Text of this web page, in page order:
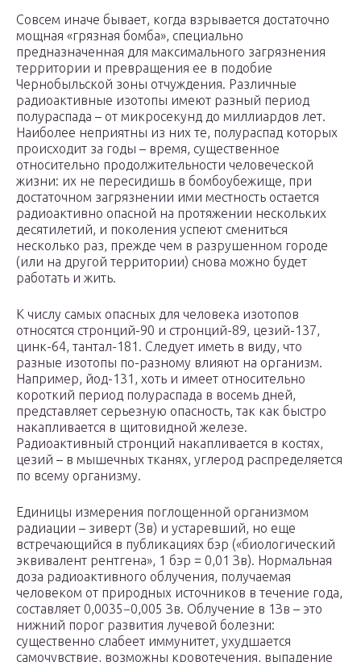
Совсем иначе бывает, когда взрывается достаточно
мощная «грязная бомба», специально
предназначенная для максимального загрязнения
территории и превращения ее в подобие
Чернобыльской зоны отчуждения. Различные
радиоактивные изотопы имеют разный период
полураспада – от микросекунд до миллиардов лет.
Наиболее неприятны из них те, полураспад которых
происходит за годы – время, существенное
относительно продолжительности человеческой
жизни: их не пересидишь в бомбоубежище, при
достаточном загрязнении ими местность остается
радиоактивно опасной на протяжении нескольких
десятилетий, и поколения успеют смениться
несколько раз, прежде чем в разрушенном городе
(или на другой территории) снова можно будет
работать и жить.
К числу самых опасных для человека изотопов
относятся стронций-90 и стронций-89, цезий-137,
цинк-64, тантал-181. Следует иметь в виду, что
разные изотопы по-разному влияют на организм.
Например, йод-131, хоть и имеет относительно
короткий период полураспада в восемь дней,
представляет серьезную опасность, так как быстро
накапливается в щитовидной железе.
Радиоактивный стронций накапливается в костях,
цезий – в мышечных тканях, углерод распределяется
по всему организму.
Единицы измерения поглощенной организмом
радиации – зиверт (Зв) и устаревший, но еще
встречающийся в публикациях бэр («биологический
эквивалент рентгена», 1 бэр = 0,01 Зв). Нормальная
доза радиоактивного облучения, получаемая
человеком от природных источников в течение года,
составляет 0,0035−0,005 Зв. Облучение в 1Зв – это
нижний порог развития лучевой болезни:
существенно слабеет иммунитет, ухудшается
самочувствие, возможны кровотечения, выпадение